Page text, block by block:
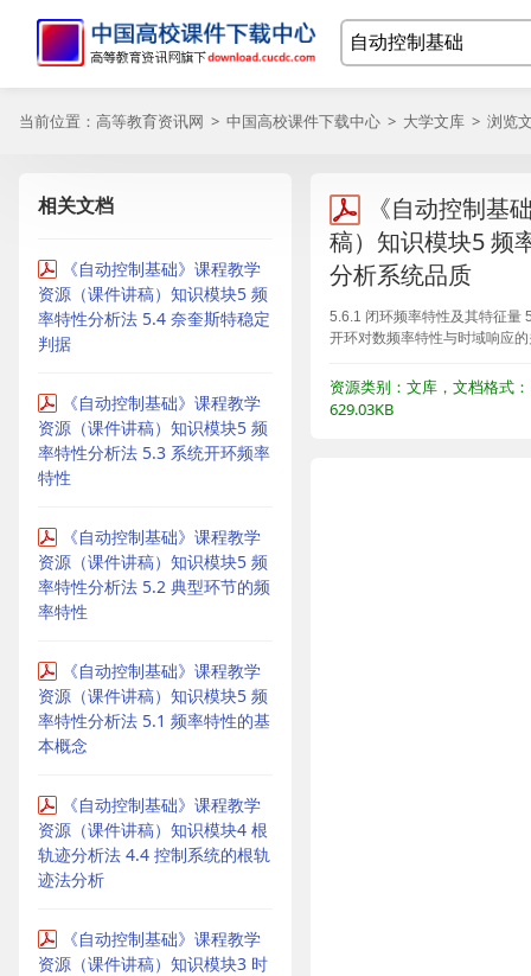
当前位置： 高等教育资讯网 > 中国高校课件下载中心 > 大学文库 > 浏览
相关文档
《自动控制基础》课程教学
资源（课件讲稿）知识模块5 频
率特性分析法 5.4 奈奎斯特稳定
判据
《自动控制基础》课程教学
资源（课件讲稿）知识模块5 频
率特性分析法 5.3 系统开环频率
特性
《自动控制基础》课程教学
资源（课件讲稿）知识模块5 频
率特性分析法 5.2 典型环节的频
率特性
《自动控制基础》课程教学
资源（课件讲稿）知识模块5 频
率特性分析法 5.1 频率特性的基
本概念
《自动控制基础》课程教学
资源（课件讲稿）知识模块4 根
轨迹分析法 4.4 控制系统的根轨
迹法分析
《自动控制基础》课程教学
资源（课件讲稿）知识模块3 时
《自动控制基
稿）知识模块5 频
分析系统品质
5.6.1 闭环频率特性及其特征量
开环对数频率特性与时域响应
资源类别：文库，文档格式
629.03KB